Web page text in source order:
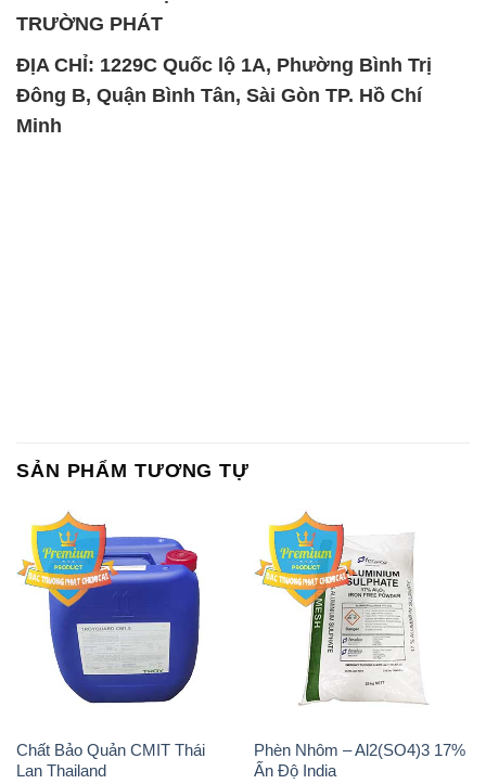
TRƯỜNG PHÁT
ĐỊA CHỈ: 1229C Quốc lộ 1A, Phường Bình Trị
Đông B, Quận Bình Tân, Sài Gòn TP. Hồ Chí
Minh
SẢN PHẨM TƯƠNG TỰ
Chất Bảo Quản CMIT Thái
Lan Thailand
Phèn Nhôm – Al2(SO4)3 17%
Ấn Độ India